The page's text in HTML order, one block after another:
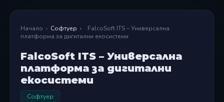
Начало › Софтуер ›
FalcoSoft ITS – Универсална
платформа за дигитални екосистеми
FalcoSoft ITS – Универсална
платформа за дигитални
екосистеми
Софтуер